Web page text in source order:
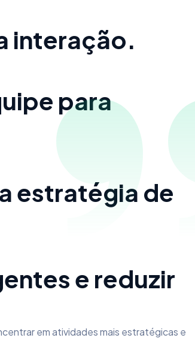
interação.
para
estratégia de
e reduzir
em atividades mais estratégicas e